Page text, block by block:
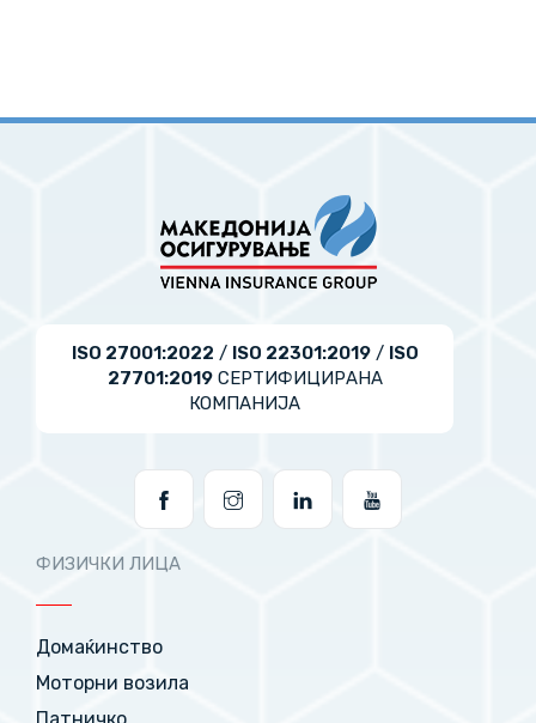
ISO 27001:2022 / ISO 22301:2019/ ISO
27701:2019СЕРТИФИЦИРАНА
КОМПАНИЈА
ФИЗИЧКИ ЛИЦА
Домаќинство
Моторни возила